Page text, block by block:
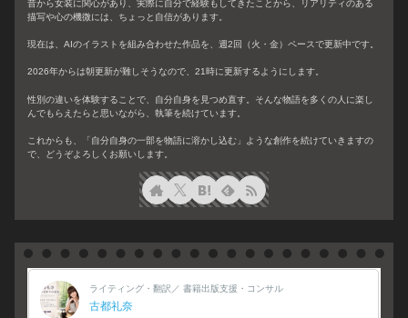
昔から女装に関心があり、実際に自分で経験もしてきたことから、リアリティのある
描写や心の機微には、ちょっと自信があります。
現在は、AIのイラストを組み合わせた作品を、週2回（火・金）ペースで更新中です。
2026年からは朝更新が難しそうなので、21時に更新するようにします。
性別の違いを体験することで、自分自身を見つめ直す。そんな物語を多くの人に楽し
んでもらえたらと思いながら、執筆を続けています。
これからも、「自分自身の一部を物語に溶かし込む」ような創作を続けていきますの
で、どうぞよろしくお願いします。